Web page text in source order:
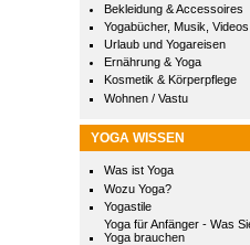
Bekleidung & Accessoires
Yogabücher, Musik, Videos
Urlaub und Yogareisen
Ernährung & Yoga
Kosmetik & Körperpflege
Wohnen / Vastu
YOGA WISSEN
Was ist Yoga
Wozu Yoga?
Yogastile
Yoga für Anfänger - Was
Yoga brauchen